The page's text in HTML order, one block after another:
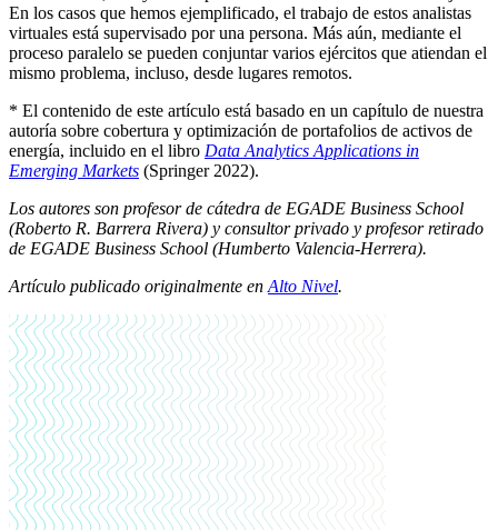
En los casos que hemos ejemplificado, el trabajo de estos analistas
virtuales está supervisado por una persona. Más aún, mediante el
proceso paralelo se pueden conjuntar varios ejércitos que atiendan el
mismo problema, incluso, desde lugares remotos.
* El contenido de este artículo está basado en un capítulo de nuestra
autoría sobre cobertura y optimización de portafolios de activos de
energía, incluido en el libro Data Analytics Applications in
Emerging Markets (Springer 2022).
Los autores son profesor de cátedra de EGADE Business School
(Roberto R. Barrera Rivera) y consultor privado y profesor retirado
de EGADE Business School (Humberto Valencia-Herrera).
Artículo publicado originalmente en Alto Nivel.